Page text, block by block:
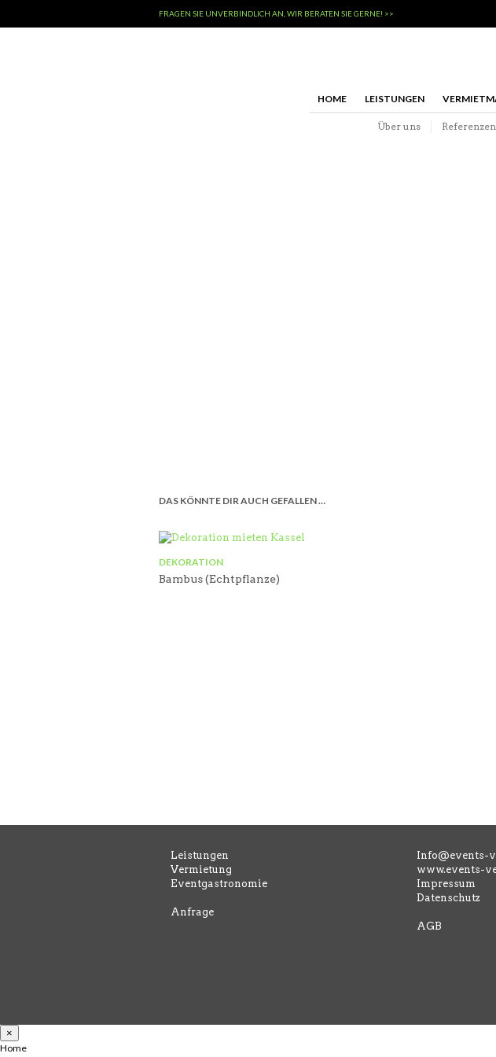
FRAGEN SIE UNVERBINDLICH AN, WIR BERATEN SIE GERNE! >>
HOME LEISTUNGEN
Über uns Referenzen
DAS KÖNNTE DIR AUCH GEFALLEN …
DEKORATION
Bambus (Echtpflanze)
Leistungen
Vermietung
Eventgastronomie
Anfrage
Info@events-
www.events-
Impressum
Datenschutz
AGB
×
Home